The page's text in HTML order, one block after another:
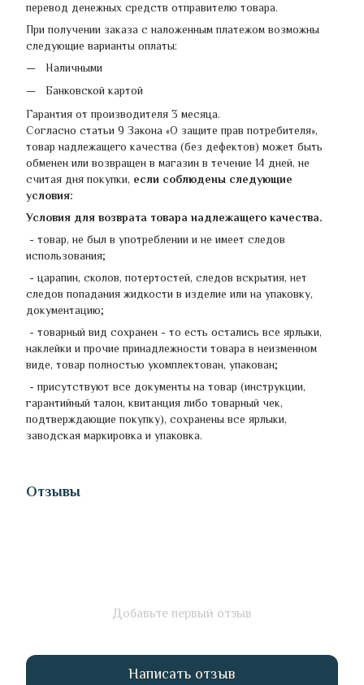
перевод денежных средств отправителю товара.
При получении заказа с наложенным платежом возможны
следующие варианты оплаты:
Наличными
Банковской картой
Гарантия от производителя 3 месяца.
Согласно статьи 9 Закона «О защите прав потребителя»,
товар надлежащего качества (без дефектов) может быть
обменен или возвращен в магазин в течение 14 дней, не
считая дня покупки, если соблюдены следующие
условия:
Условия для возврата товара надлежащего качества.
- товар, не был в употреблении и не имеет следов
использования;
- царапин, сколов, потертостей, следов вскрытия, нет
следов попадания жидкости в изделие или на упаковку,
документацию;
- товарный вид сохранен - ​​то есть остались все ярлыки,
наклейки и прочие принадлежности товара в неизменном
виде, товар полностью укомплектован, упакован;
- присутствуют все документы на товар (инструкции,
гарантийный талон, квитанция либо товарный чек,
подтверждающие покупку), сохранены все ярлыки,
заводская маркировка и упаковка.
Отзывы
Добавьте первый отзыв
Написать отзыв